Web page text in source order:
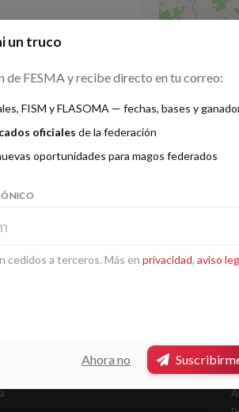
un truco
de FESMA y recibe directo en tu correo:
FISM y FLASOMA — fechas, bases y
oficiales de la federación
oportunidades para magos federados
cedidos a terceros. Más en privacidad, aviso
Ahora no